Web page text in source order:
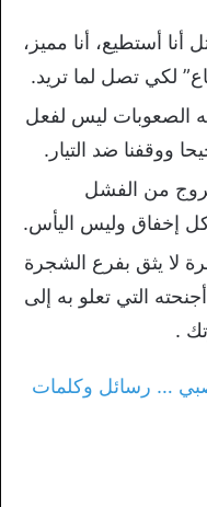
أستطيع، أنا مميز،
لكي تصل لما تريد.
الصعوبات ليس لفعل
ووقفنا ضد التيار.
من الفشل
إخفاق وليس اليأس.
لا يثق بفرع الشجرة
التي تعلو به إلى
.
… رسائل وكلمات